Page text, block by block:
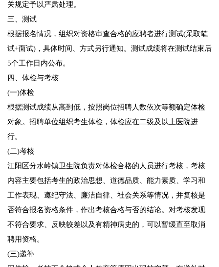
关规定予以严肃处理。
三、测试
根据报名情况，组织对资格审查合格的应聘者进行测试(采取笔
试+面试)，具体时间、方式另行通知。测试成绩将在测试结束后
5个工作日内公布。
四、体检与考核
(一)体检
根据测试成绩从高到低，按照岗位招聘人数依次等额确定体检
对象。招聘单位组织考生体检，体检应在二级及以上医院进
行。
(二)考核
江阳区分水岭镇卫生院负责对体检合格的人员进行考核，考核
内容主要包括考生的政治思想、道德品质、能力素质、学习和
工作表现、遵纪守法、廉洁自律、社会关系等情况，并复核是
否符合报名资格条件，作出考核合格与否的结论。对考核发现
不符合要求、反映较差以及有精神病史的，可以暂缓直至取消
聘用资格。
(三)递补